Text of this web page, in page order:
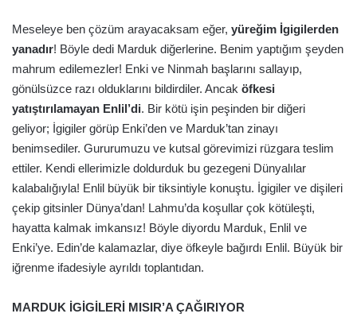
Meseleye ben çözüm arayacaksam eğer, yüreğim İgigilerden
yanadır! Böyle dedi Marduk diğerlerine. Benim yaptığım şeyden
mahrum edilemezler! Enki ve Ninmah başlarını sallayıp,
gönülsüzce razı olduklarını bildirdiler. Ancak öfkesi
yatıştırılamayan Enlil’di. Bir kötü işin peşinden bir diğeri
geliyor; İgigiler görüp Enki’den ve Marduk’tan zinayı
benimsediler. Gururumuzu ve kutsal görevimizi rüzgara teslim
ettiler. Kendi ellerimizle doldurduk bu gezegeni Dünyalılar
kalabalığıyla! Enlil büyük bir tiksintiyle konuştu. İgigiler ve dişileri
çekip gitsinler Dünya’dan! Lahmu’da koşullar çok kötüleşti,
hayatta kalmak imkansız! Böyle diyordu Marduk, Enlil ve
Enki’ye. Edin’de kalamazlar, diye öfkeyle bağırdı Enlil. Büyük bir
iğrenme ifadesiyle ayrıldı toplantıdan.
MARDUK İGİGİLERİ MISIR’A ÇAĞIRIYOR